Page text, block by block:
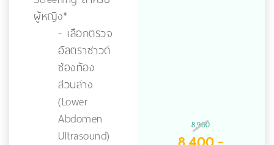
ผู้หญิง*
- เลือกตรวจ
อัลตราซาวด์
ช่องท้อง
ส่วนล่าง
(Lower
Abdomen
Ultrasound)
8,900